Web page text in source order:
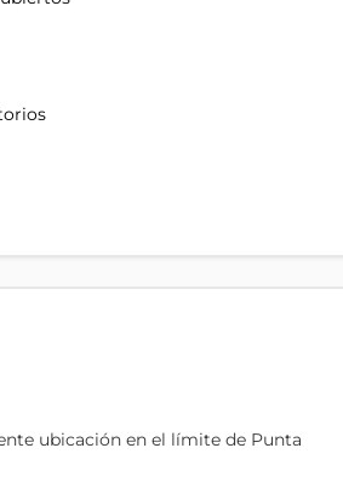
ubicación en el límite de Punta